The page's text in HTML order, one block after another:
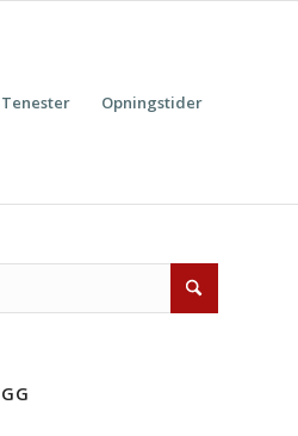
Tenester Opningstider